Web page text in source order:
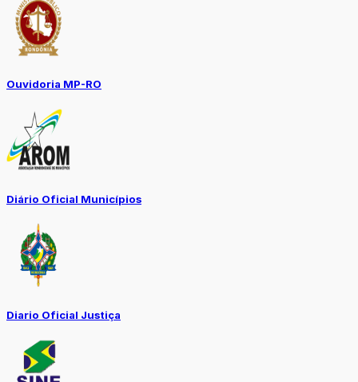
Ouvidoria MP-RO
Diário Oficial Municípios
Diario Oficial Justiça